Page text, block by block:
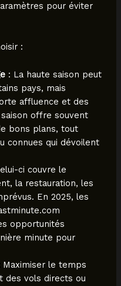
pour éviter
:
: La haute saison peut
pays, mais
affluence et des
offre souvent
bons plans, tout
connues qui dévoilent
ci couvre le
la restauration, les
En 2025, les
opportunités
minute pour
le temps
des vols directs ou